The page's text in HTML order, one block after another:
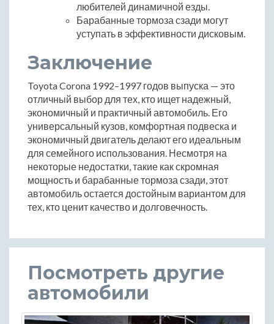
любителей динамичной езды.
Барабанные тормоза сзади могут
уступать в эффективности дисковым.
Заключение
Toyota Corona 1992–1997 годов выпуска — это
отличный выбор для тех, кто ищет надежный,
экономичный и практичный автомобиль. Его
универсальный кузов, комфортная подвеска и
экономичный двигатель делают его идеальным
для семейного использования. Несмотря на
некоторые недостатки, такие как скромная
мощность и барабанные тормоза сзади, этот
автомобиль остается достойным вариантом для
тех, кто ценит качество и долговечность.
Посмотреть другие
автомобили